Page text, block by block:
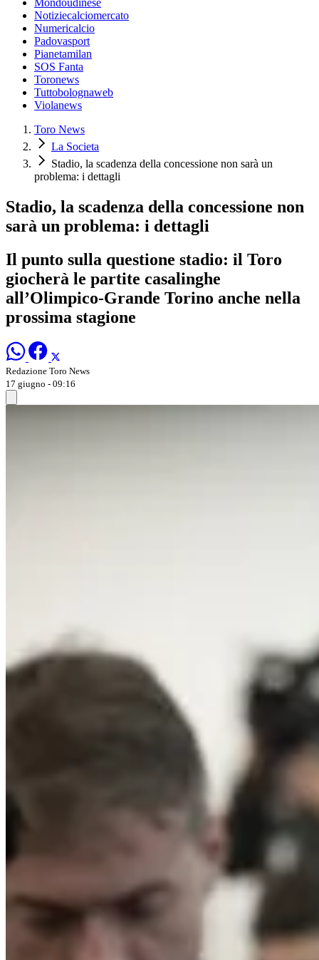
Mondoudinese
Notiziecalciomercato
Numericalcio
Padovasport
Pianetamilan
SOS Fanta
Toronews
Tuttobolognaweb
Violanews
Toro News
La Societa
Stadio, la scadenza della concessione non sarà un
problema: i dettagli
Stadio, la scadenza della concessione non
sarà un problema: i dettagli
Il punto sulla questione stadio: il Toro
giocherà le partite casalinghe
all’Olimpico-Grande Torino anche nella
prossima stagione
Redazione Toro News
17 giugno - 09:16